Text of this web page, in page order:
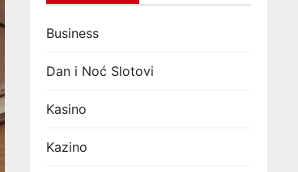
Business
Dan i Noć Slotovi
Kasino
Kazino